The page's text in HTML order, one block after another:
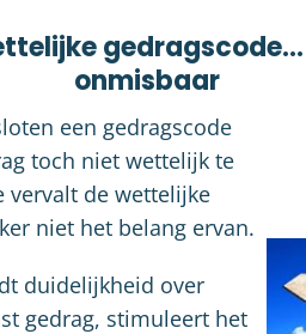
onmisbaar
een gedragscode
toch niet wettelijk te
vervalt de wettelijke
niet het belang ervan.
duidelijkheid over
gedrag, stimuleert het